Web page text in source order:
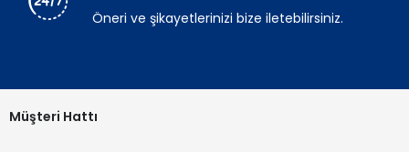
Öneri ve şikayetlerinizi bize iletebilirsiniz.
Müşteri Hattı